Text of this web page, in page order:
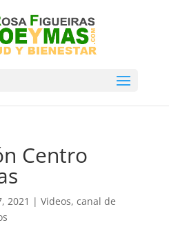
Centro
2021 | Videos, canal de